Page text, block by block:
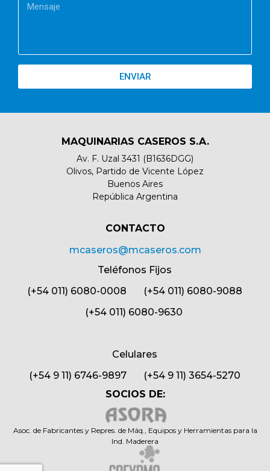
ENVIAR
MAQUINARIAS CASEROS S.A.
Av. F. Uzal 3431 (B1636DGG)
Olivos, Partido de Vicente López
Buenos Aires
República Argentina
CONTACTO​
mcaseros@mcaseros.com
Teléfonos Fijos
(+54 011) 6080-0008 (+54 011) 6080-9088
(+54 011) 6080-9630
Celulares
(+54 9 11) 6746-9897 (+54 9 11) 3654-5270
SOCIOS DE:
Asoc. de Fabricantes y Repres. de Máq., Equipos y Herramientas para la
Ind. Maderera